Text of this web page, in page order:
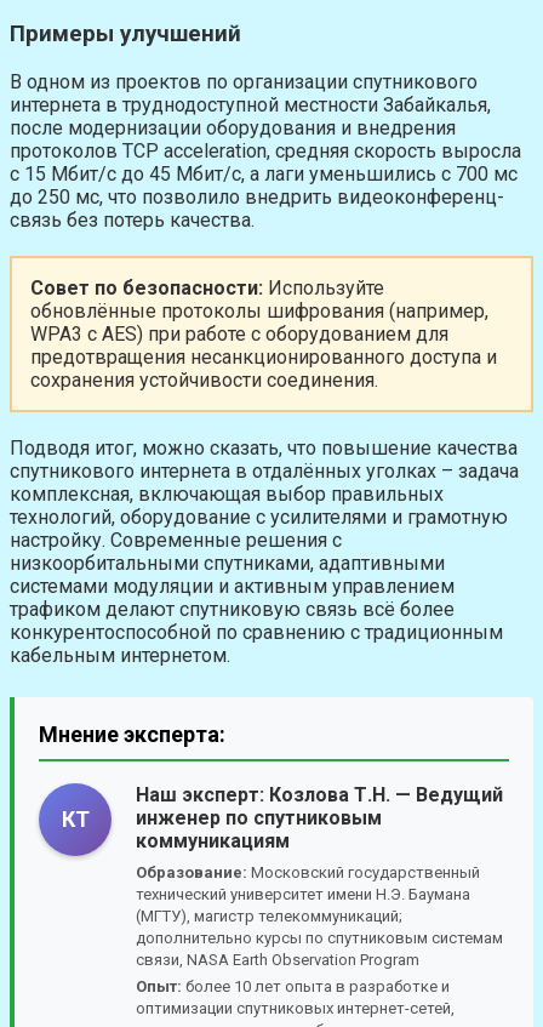
Примеры улучшений
В одном из проектов по организации спутникового
интернета в труднодоступной местности Забайкалья,
после модернизации оборудования и внедрения
протоколов TCP acceleration, средняя скорость выросла
с 15 Мбит/с до 45 Мбит/с, а лаги уменьшились с 700 мс
до 250 мс, что позволило внедрить видеоконференц-
связь без потерь качества.
Совет по безопасности: Используйте
обновлённые протоколы шифрования (например,
WPA3 с AES) при работе с оборудованием для
предотвращения несанкционированного доступа и
сохранения устойчивости соединения.
Подводя итог, можно сказать, что повышение качества
спутникового интернета в отдалённых уголках – задача
комплексная, включающая выбор правильных
технологий, оборудование с усилителями и грамотную
настройку. Современные решения с
низкоорбитальными спутниками, адаптивными
системами модуляции и активным управлением
трафиком делают спутниковую связь всё более
конкурентоспособной по сравнению с традиционным
кабельным интернетом.
Мнение эксперта:
КТ
Наш эксперт: Козлова Т.Н. — Ведущий
инженер по спутниковым
коммуникациям
Образование: Московский государственный
технический университет имени Н.Э. Баумана
(МГТУ), магистр телекоммуникаций;
дополнительно курсы по спутниковым системам
связи, NASA Earth Observation Program
Опыт: более 10 лет опыта в разработке и
оптимизации спутниковых интернет-сетей,